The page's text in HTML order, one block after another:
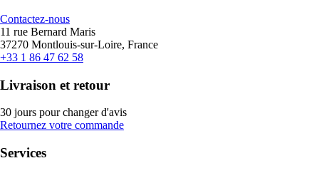
Contactez-nous
11 rue Bernard Maris
37270 Montlouis-sur-Loire, France
+33 1 86 47 62 58
Livraison et retour
30 jours pour changer d'avis
Retournez votre commande
Services